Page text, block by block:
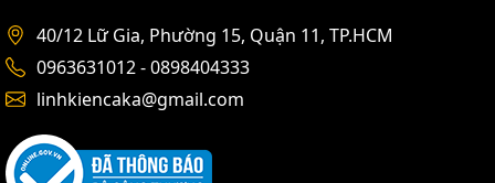
40/12 Lữ Gia, Phường 15, Quận 11, TP.HCM
0963631012 - 0898404333
linhkiencaka@gmail.com